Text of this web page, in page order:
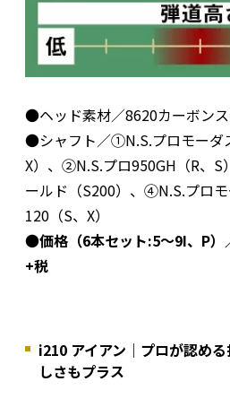
●ヘッド素材／8620カーボン
●シャフト／①N.S.プロモーダ
X）、②N.S.プロ950GH（R、
ールド（S200）、④N.S.プロ
120（S、X）
●価格（6本セット:5～9I、
+税
i210 アイアン｜プロが認め
しさもプラス